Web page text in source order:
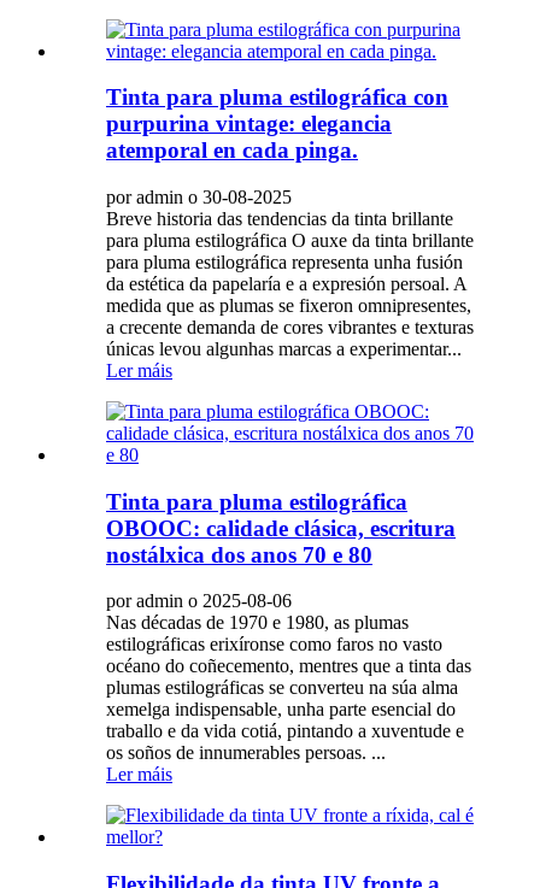
Tinta para pluma estilográfica con
purpurina vintage: elegancia
atemporal en cada pinga.
por admin o 30-08-2025
Breve historia das tendencias da tinta brillante
para pluma estilográfica O auxe da tinta brillante
para pluma estilográfica representa unha fusión
da estética da papelaría e a expresión persoal. A
medida que as plumas se fixeron omnipresentes,
a crecente demanda de cores vibrantes e texturas
únicas levou algunhas marcas a experimentar...
Ler máis
Tinta para pluma estilográfica
OBOOC: calidade clásica, escritura
nostálxica dos anos 70 e 80
por admin o 2025-08-06
Nas décadas de 1970 e 1980, as plumas
estilográficas erixíronse como faros no vasto
océano do coñecemento, mentres que a tinta das
plumas estilográficas se converteu na súa alma
xemelga indispensable, unha parte esencial do
traballo e da vida cotiá, pintando a xuventude e
os soños de innumerables persoas. ...
Ler máis